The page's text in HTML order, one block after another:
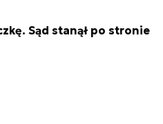
Sąd stanął po stronie